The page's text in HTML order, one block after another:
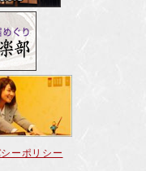
ーポリシー